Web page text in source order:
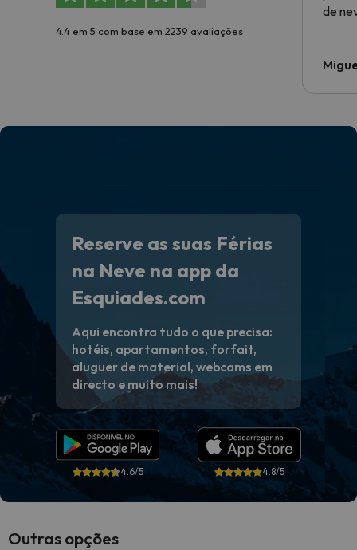
4.4 em 5 com base em 2239 avaliações
de
Reserve as suas Férias
na Neve na app da
Esquiades.com
Aqui encontra tudo o que precisa:
hotéis, apartamentos, forfait,
aluguer de material, webcams em
directo e muito mais!
4.6/5 4.8/5
Outras opções